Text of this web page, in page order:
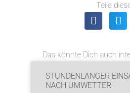
Teile
Das könnte Dich auch
STUNDENLANGER
NACH UMWETTER